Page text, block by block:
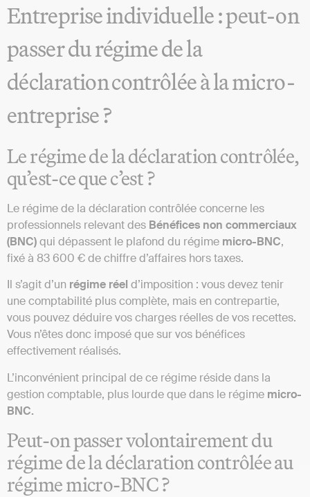
Entreprise individuelle : peut-on
passer du régime de la
déclaration contrôlée à la micro-
entreprise ?
Le régime de la déclaration contrôlée,
qu’est-ce que c’est ?
Le régime de la déclaration contrôlée concerne les
professionnels relevant des Bénéfices non commerciaux
(BNC)qui dépassent le plafond du régime micro-BNC,
fixé à 83 600 € de chiffre d’affaires hors taxes.
Il s’agit d’un régime réel d’imposition : vous devez tenir
une comptabilité plus complète, mais en contrepartie,
vous pouvez déduire vos charges réelles de vos recettes.
Vous n’êtes donc imposé que sur vos bénéfices
effectivement réalisés.
L’inconvénient principal de ce régime réside dans la
gestion comptable, plus lourde que dans le régime micro-
BNC.
Peut-on passer volontairement du
régime de la déclaration contrôlée au
régime micro-BNC ?